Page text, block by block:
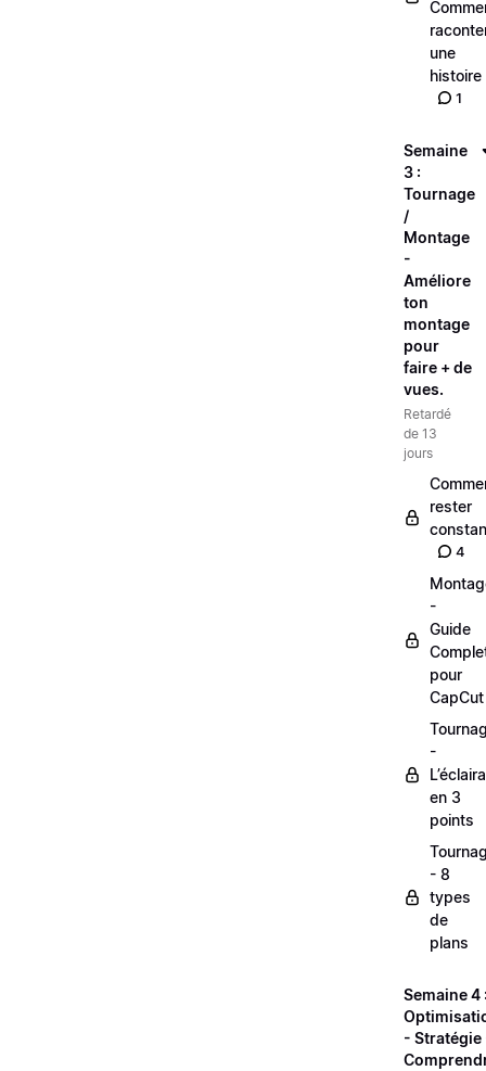
une
histoire
1
Semaine
3 :
Tournage
/
Montage
-
Améliore
ton
montage
pour
faire + de
vues.
Retardé
de 13
jours
rester
4
-
Guide
pour
CapCut
-
en 3
points
- 8
types
de
plans
Semaine 4
- Stratégie